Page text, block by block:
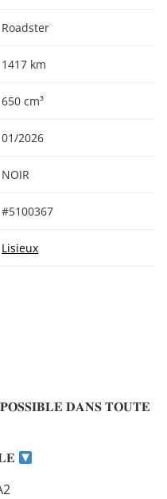
Roadster
1417 km
650 cm³
01/2026
NOIR
#5100367
Lisieux
𝐃𝐀𝐍𝐒 𝐓𝐎𝐔𝐓𝐄